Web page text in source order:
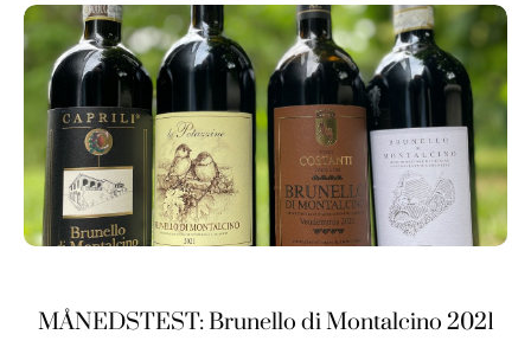
MÅNEDSTEST: Brunello di Montalcino 2021